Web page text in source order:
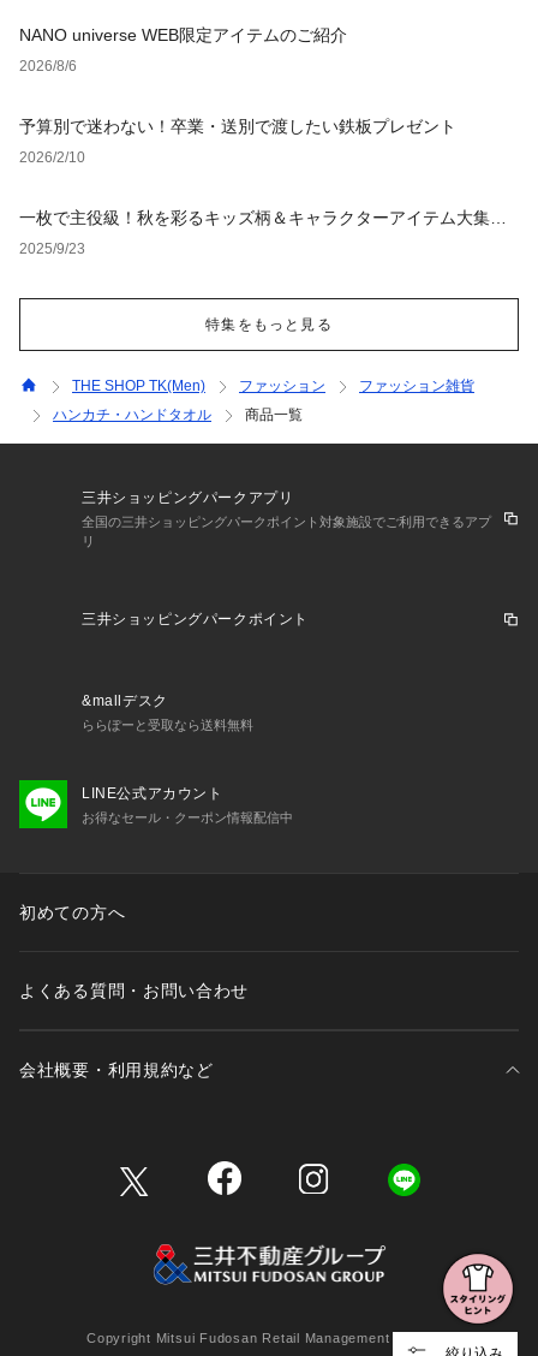
NANO universe WEB限定アイテムのご紹介
2026/8/6
予算別で迷わない！卒業・送別で渡したい鉄板プレゼント
2026/2/10
一枚で主役級！秋を彩るキッズ柄＆キャラクターアイテム大集
合！
2025/9/23
特集をもっと見る
THE SHOP TK(Men) ファッション
ファッション雑貨
ハンカチ・ハンドタオル
商品一覧
三井ショッピングパークアプリ
全国の三井ショッピングパークポイント対象施設でご利用できるアプ
リ
三井ショッピングパークポイント
&mallデスク
ららぽーと受取なら送料無料
LINE公式アカウント
お得なセール・クーポン情報配信中
初めての方へ
よくある質問・お問い合わせ
会社概要・利用規約など
Copyright Mitsui Fudosan Retail Management Co., Ltd.